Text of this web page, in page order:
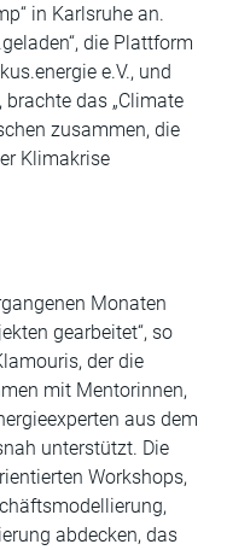
in Karlsruhe an.
die Plattform
e.V., und
das „Climate
zusammen, die
Klimakrise
Monaten
gearbeitet“, so
der die
mit Mentorinnen,
aus dem
unterstützt. Die
Workshops,
abdecken, das